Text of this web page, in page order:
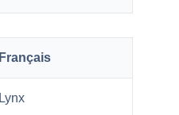
Français
Lynx